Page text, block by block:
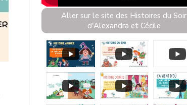
Aller sur le site des Histoires du Soir
d'Alexandra et Cécile